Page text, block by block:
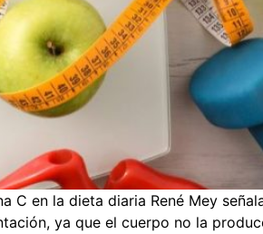
C en la dieta diaria René Mey
ya que el cuerpo no la